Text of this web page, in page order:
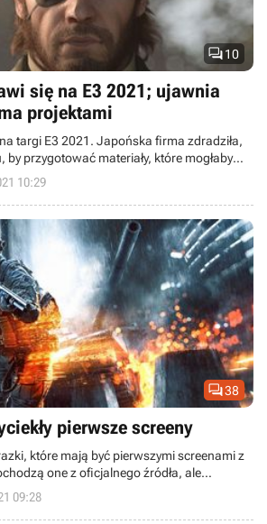
10
się na E3 2021; ujawnia
projektami
targi E3 2021. Japońska firma zdradziła,
by przygotować materiały, które mogłaby
10:29
38
pierwsze screeny
które mają być pierwszymi screenami z
one z oficjalnego źródła, ale
09:28